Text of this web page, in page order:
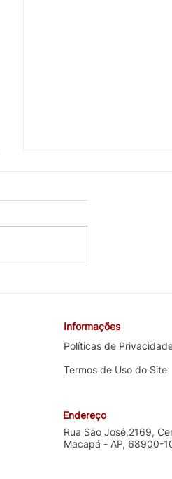
com o Santander
Informações
Políticas de
Termos de Uso do Site
Endereço
Rua São José,2169,
Macapá - AP, 68900-